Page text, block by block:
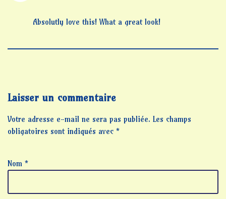
Absolutly love this! What a great look!
Laisser un commentaire
Votre adresse e-mail ne sera pas publiée. Les champs
obligatoires sont indiqués avec *
Nom *